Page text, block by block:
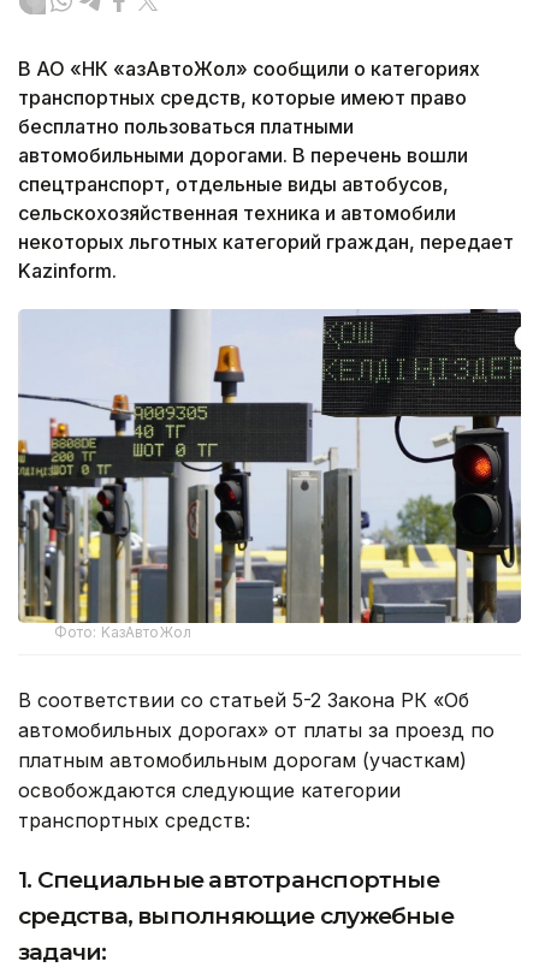
В АО «НК «ҚазАвтоЖол» сообщили о категориях
транспортных средств, которые имеют право
бесплатно пользоваться платными
автомобильными дорогами. В перечень вошли
спецтранспорт, отдельные виды автобусов,
сельскохозяйственная техника и автомобили
некоторых льготных категорий граждан, передает
Kazinform.
Фото: KaзАвтоЖол
В соответствии со статьей 5-2 Закона РК «Об
автомобильных дорогах» от платы за проезд по
платным автомобильным дорогам (участкам)
освобождаются следующие категории
транспортных средств:
1. Специальные автотранспортные
средства, выполняющие служебные
задачи: